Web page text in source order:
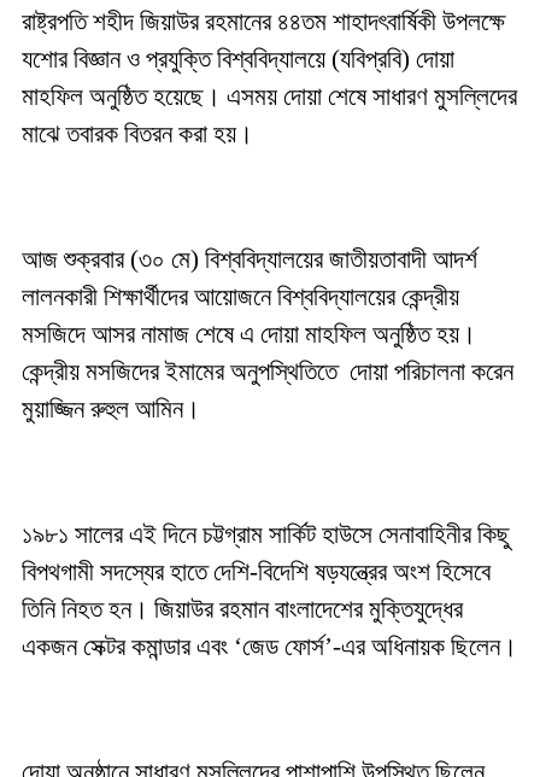
রাষ্ট্রপতি শহীদ জিয়াউর রহমানের ৪৪তম শাহাদৎবার্ষিকী উপলক্ষে
যশোর বিজ্ঞান ও প্রযুক্তি বিশ্ববিদ্যালয়ে (যবিপ্রবি) দোয়া
মাহফিল অনুষ্ঠিত হয়েছে। এসময় দোয়া শেষে সাধারণ মুসল্লিদের
মাঝে তবারক বিতরন করা হয়।
আজ শুক্রবার (৩০ মে) বিশ্ববিদ্যালয়ের জাতীয়তাবাদী আদর্শ
লালনকারী শিক্ষার্থীদের আয়োজনে বিশ্ববিদ্যালয়ের কেন্দ্রীয়
মসজিদে আসর নামাজ শেষে এ দোয়া মাহফিল অনুষ্ঠিত হয়।
কেন্দ্রীয় মসজিদের ইমামের অনুপস্থিতিতে দোয়া পরিচালনা করেন
মুয়াজ্জিন রুহুল আমিন।
১৯৮১ সালের এই দিনে চট্টগ্রাম সার্কিট হাউসে সেনাবাহিনীর কিছু
বিপথগামী সদস্যের হাতে দেশি-বিদেশি ষড়যন্ত্রের অংশ হিসেবে
তিনি নিহত হন। জিয়াউর রহমান বাংলাদেশের মুক্তিযুদ্ধের
একজন সেক্টর কমান্ডার এবং ‘জেড ফোর্স’-এর অধিনায়ক ছিলেন।